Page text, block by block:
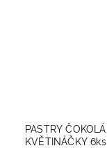
PASTRY
KVĚTINÁČKY 6ks